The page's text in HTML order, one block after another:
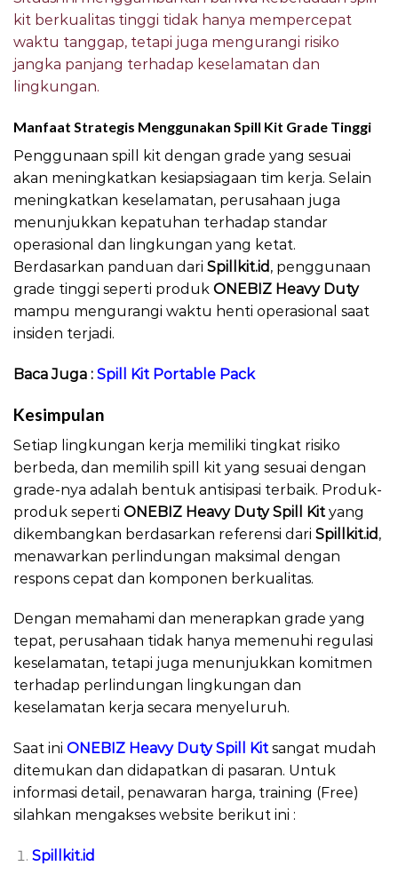
kit berkualitas tinggi tidak hanya mempercepat
waktu tanggap, tetapi juga mengurangi risiko
jangka panjang terhadap keselamatan dan
lingkungan.
Manfaat Strategis Menggunakan Spill Kit Grade Tinggi
Penggunaan spill kit dengan grade yang sesuai
akan meningkatkan kesiapsiagaan tim kerja. Selain
meningkatkan keselamatan, perusahaan juga
menunjukkan kepatuhan terhadap standar
operasional dan lingkungan yang ketat.
Berdasarkan panduan dari Spillkit.id , penggunaan
grade tinggi seperti produk ONEBIZ Heavy Duty
mampu mengurangi waktu henti operasional saat
insiden terjadi.
Baca Juga : Spill Kit Portable Pack
Kesimpulan
Setiap lingkungan kerja memiliki tingkat risiko
berbeda, dan memilih spill kit yang sesuai dengan
grade-nya adalah bentuk antisipasi terbaik. Produk-
produk seperti ONEBIZ Heavy Duty Spill Kit yang
dikembangkan berdasarkan referensi dari Spillkit.id ,
menawarkan perlindungan maksimal dengan
respons cepat dan komponen berkualitas.
Dengan memahami dan menerapkan grade yang
tepat, perusahaan tidak hanya memenuhi regulasi
keselamatan, tetapi juga menunjukkan komitmen
terhadap perlindungan lingkungan dan
keselamatan kerja secara menyeluruh.
Saat ini ONEBIZ Heavy Duty Spill Kit sangat mudah
ditemukan dan didapatkan di pasaran. Untuk
informasi detail, penawaran harga, training (Free)
silahkan mengakses website berikut ini :
Spillkit.id